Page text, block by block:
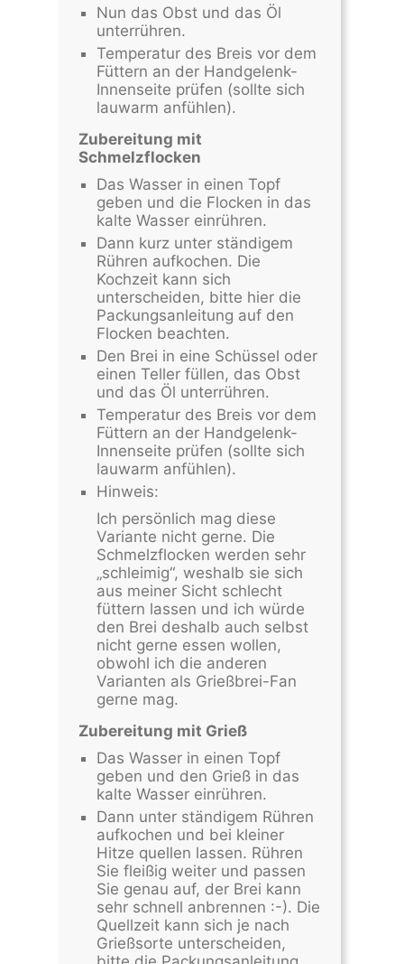
Nun das Obst und das Öl
unterrühren.
Temperatur des Breis vor dem
Füttern an der Handgelenk-
Innenseite prüfen (sollte sich
lauwarm anfühlen).
Zubereitung mit
Schmelzflocken
Das Wasser in einen Topf
geben und die Flocken in das
kalte Wasser einrühren.
Dann kurz unter ständigem
Rühren aufkochen. Die
Kochzeit kann sich
unterscheiden, bitte hier die
Packungsanleitung auf den
Flocken beachten.
Den Brei in eine Schüssel oder
einen Teller füllen, das Obst
und das Öl unterrühren.
Temperatur des Breis vor dem
Füttern an der Handgelenk-
Innenseite prüfen (sollte sich
lauwarm anfühlen).
Hinweis:
Ich persönlich mag diese
Variante nicht gerne. Die
Schmelzflocken werden sehr
„schleimig“, weshalb sie sich
aus meiner Sicht schlecht
füttern lassen und ich würde
den Brei deshalb auch selbst
nicht gerne essen wollen,
obwohl ich die anderen
Varianten als Grießbrei-Fan
gerne mag.
Zubereitung mit Grieß
Das Wasser in einen Topf
geben und den Grieß in das
kalte Wasser einrühren.
Dann unter ständigem Rühren
aufkochen und bei kleiner
Hitze quellen lassen. Rühren
Sie fleißig weiter und passen
Sie genau auf, der Brei kann
sehr schnell anbrennen :-). Die
Quellzeit kann sich je nach
Grießsorte unterscheiden,